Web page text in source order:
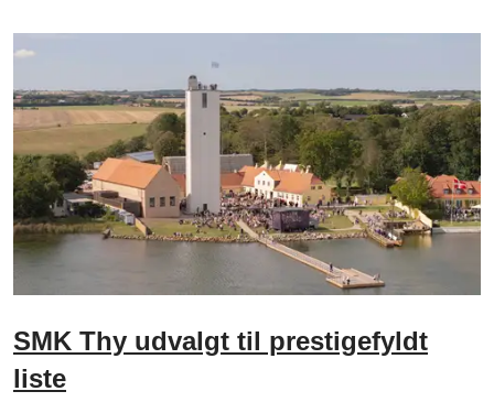
SMK Thy udvalgt til prestigefyldt
liste